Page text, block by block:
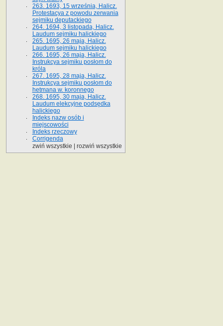
263. 1693, 15 września, Halicz.
Protestacya z powodu zerwania
sejmiku deputackiego
264. 1694, 3 listopada, Halicz.
Laudum sejmiku halickiego
265. 1695, 26 maja, Halicz.
Laudum sejmiku halickiego
266. 1695, 26 maja, Halicz.
Instrukcya sejmiku posłom do
króla
267. 1695, 28 maja, Halicz.
Instrukcya sejmiku posłom do
hetmana w. koronnego
268. 1695, 30 maja, Halicz.
Laudum elekcyjne podsędka
halickiego
Indeks nazw osób i
miejscowości
Indeks rzeczowy
Corrigenda
zwiń wszystkie
rozwiń wszystkie